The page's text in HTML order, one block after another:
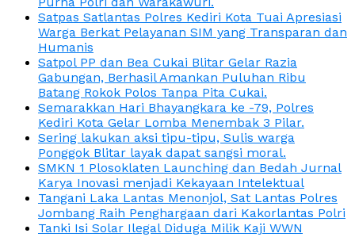
Satpas Satlantas Polres Kediri Kota Tuai Apresiasi
Warga Berkat Pelayanan SIM yang Transparan dan
Humanis
Satpol PP dan Bea Cukai Blitar Gelar Razia
Gabungan, Berhasil Amankan Puluhan Ribu
Batang Rokok Polos Tanpa Pita Cukai.
Semarakkan Hari Bhayangkara ke -79, Polres
Kediri Kota Gelar Lomba Menembak 3 Pilar.
Sering lakukan aksi tipu-tipu, Sulis warga
Ponggok Blitar layak dapat sangsi moral.
SMKN 1 Plosoklaten Launching dan Bedah Jurnal
Karya Inovasi menjadi Kekayaan Intelektual
Tangani Laka Lantas Menonjol, Sat Lantas Polres
Jombang Raih Penghargaan dari Kakorlantas Polri
Tanki Isi Solar Ilegal Diduga Milik Kaji WWN